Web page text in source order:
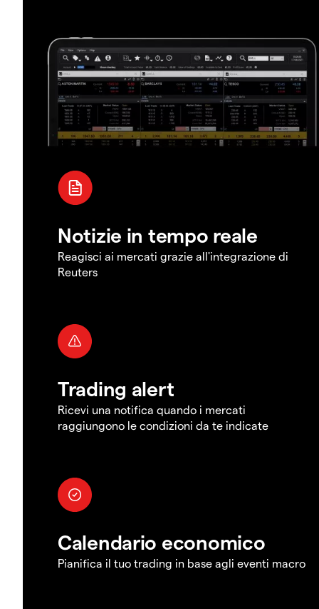
Notizie in tempo reale
Reagisci ai mercati grazie all'integrazione di
Reuters
Trading alert
Ricevi una notifica quando i mercati
raggiungono le condizioni da te indicate
Calendario economico
Pianifica il tuo trading in base agli eventi macro